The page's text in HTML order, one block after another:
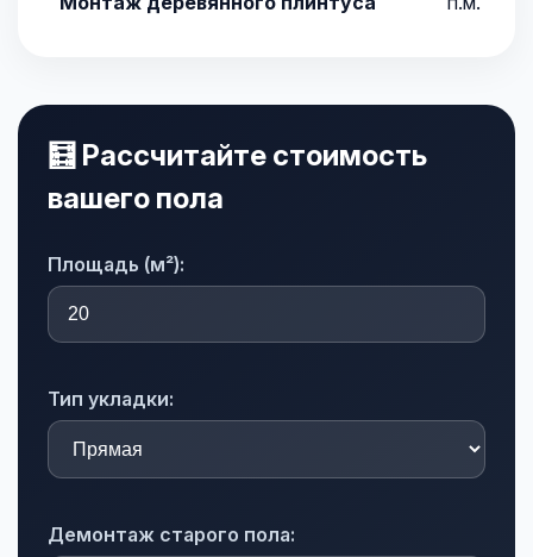
🧮 Рассчитайте стоимость
вашего пола
Площадь (м²):
Тип укладки:
Демонтаж старого пола: